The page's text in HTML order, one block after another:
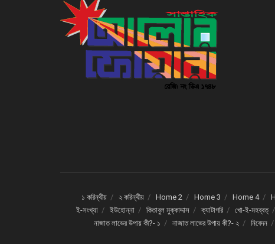
১ করিন্থীয় ২ করিন্থীয় Home 2 Home 3 Home 4
ই-সংখ্যা
ইউহোন্না কিতাবুল মুক্কাদ্দাস ক্যাটাগরি খো-ই-মহব্বত্
নাজাত লাভের উপায় কী?- ১
নাজাত লাভের উপায় কী?- ২ নিবেদন